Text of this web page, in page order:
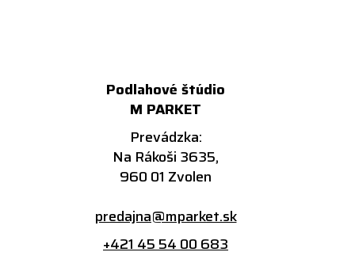
Podlahové štúdio
M PARKET
Prevádzka:
Na Rákoši 3635,
960 01 Zvolen
predajna@mparket.sk
+421 45 54 00 683